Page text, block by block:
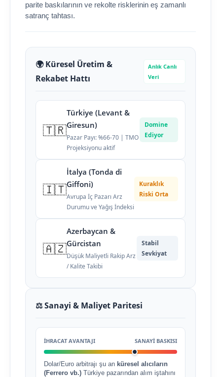
parite baskılarının ve rekolte risklerinin eş zamanlı
satranç tahtası.
🌍 Küresel Üretim &
Rekabet Hattı
Anlık Canlı
Veri
🇹🇷
Türkiye (Levant &
Giresun)
Pazar Payı: %66-70 | TMO
Projeksiyonu aktif
Domine
Ediyor
🇮🇹
İtalya (Tonda di
Giffoni)
Avrupa İç Pazarı Arz
Durumu ve Yağış İndeksi
Kuraklık
Riski Orta
🇦🇿
Azerbaycan &
Gürcistan
Düşük Maliyetli Rakip Arz
/ Kalite Takibi
Stabil
Sevkiyat
⚖️ Sanayi & Maliyet Paritesi
İHRACAT AVANTAJI SANAYI BASKISI
Dolar/Euro arbitrajı şu an küresel alıcıların
(Ferrero vb.) Türkiye pazarından alım iştahını